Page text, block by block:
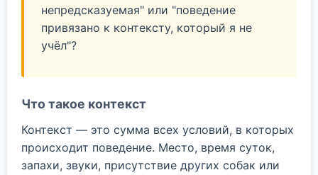
непредсказуемая" или "поведение
привязано к контексту, который я не
учёл"?
Что такое контекст
Контекст — это сумма всех условий, в которых
происходит поведение. Место, время суток,
запахи, звуки, присутствие других собак или